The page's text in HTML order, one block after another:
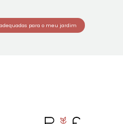
para o meu jardim